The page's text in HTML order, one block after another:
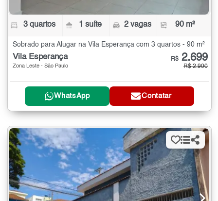
3 quartos 1 suíte 2 vagas 90 m²
Sobrado para Alugar na Vila Esperança com 3 quartos - 90 m²
Vila Esperança
Zona Leste - São Paulo
R$ 2.699
R$ 2.900
WhatsApp Contatar